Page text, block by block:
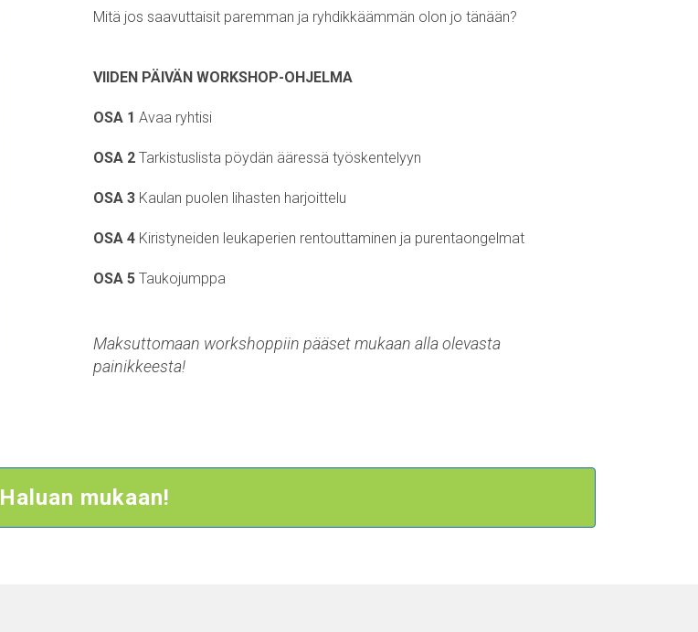
Mitä jos saavuttaisit paremman ja ryhdikkäämmän olon jo tänään?
VIIDEN PÄIVÄN WORKSHOP-OHJELMA
OSA 1 Avaa ryhtisi
OSA 2 Tarkistuslista pöydän ääressä työskentelyyn
OSA 3 Kaulan puolen lihasten harjoittelu
OSA 4 Kiristyneiden leukaperien rentouttaminen ja purentaongelmat
OSA 5 Taukojumppa
Maksuttomaan workshoppiin pääset mukaan alla olevasta
painikkeesta!
Haluan mukaan!